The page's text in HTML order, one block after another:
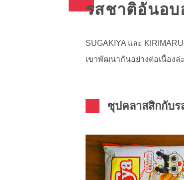
รสชาติอันอ
SUGAKIYA และ
เขาพัฒนากันอย่างต่อเนื่องล่
ซุปคลาสสิกกับร